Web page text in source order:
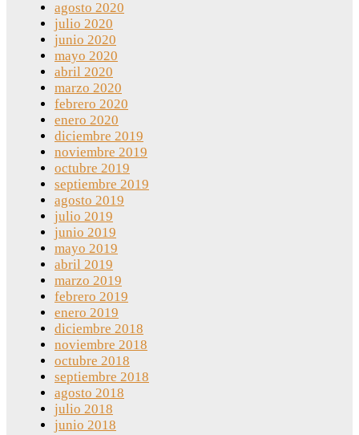
agosto 2020
julio 2020
junio 2020
mayo 2020
abril 2020
marzo 2020
febrero 2020
enero 2020
diciembre 2019
noviembre 2019
octubre 2019
septiembre 2019
agosto 2019
julio 2019
junio 2019
mayo 2019
abril 2019
marzo 2019
febrero 2019
enero 2019
diciembre 2018
noviembre 2018
octubre 2018
septiembre 2018
agosto 2018
julio 2018
junio 2018